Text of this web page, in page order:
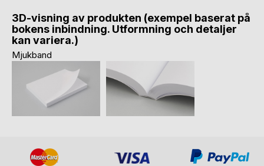
3D-visning av produkten (exempel baserat på
bokens inbindning. Utformning och detaljer
kan variera.)
Mjukband